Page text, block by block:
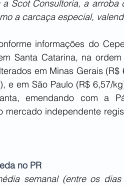
Scot Consultoria, a arroba
a carcaça especial,
informações do
Santa Catarina, na
em Minas Gerais (R$
e em São Paulo (R$ 6,57/
emendando com a
mercado independente
no PR
semanal (entre os